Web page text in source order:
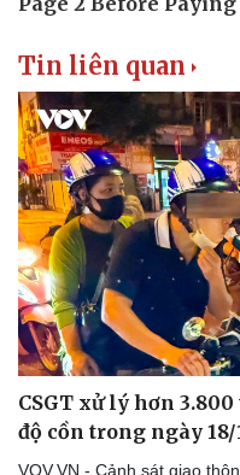
Thể thao
Bóng đá
Lịch thi đấu bóng đá
Thế giới thể thao
eSports
Hậu trường
Tin liên quan
CSGT xử lý hơn
độ cồn trong ngày 18/
VOV.VN - Cảnh sát giao